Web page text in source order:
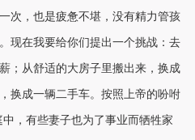
次，也是疲惫不堪，没有精力管孩
现在我要给你们提出一个挑战：去
；从舒适的大房子里搬出来，换成
换成一辆二手车。按照上帝的吩咐
，有些妻子也为了事业而牺牲家